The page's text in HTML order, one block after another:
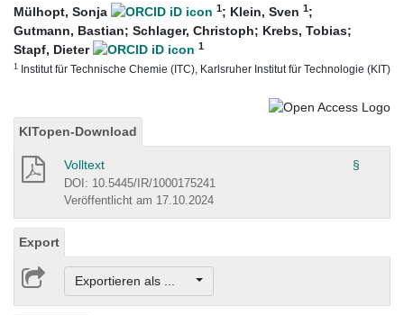
Mülhopt, Sonja 1; Klein, Sven 1;
Gutmann, Bastian; Schlager, Christoph; Krebs, Tobias;
Stapf, Dieter
1
1 Institut für Technische Chemie (ITC), Karlsruher Institut für Technologie (KIT)
KITopen-Download
Volltext §
DOI: 10.5445/IR/1000175241
Veröffentlicht am 17.10.2024
Export
Exportieren als ...